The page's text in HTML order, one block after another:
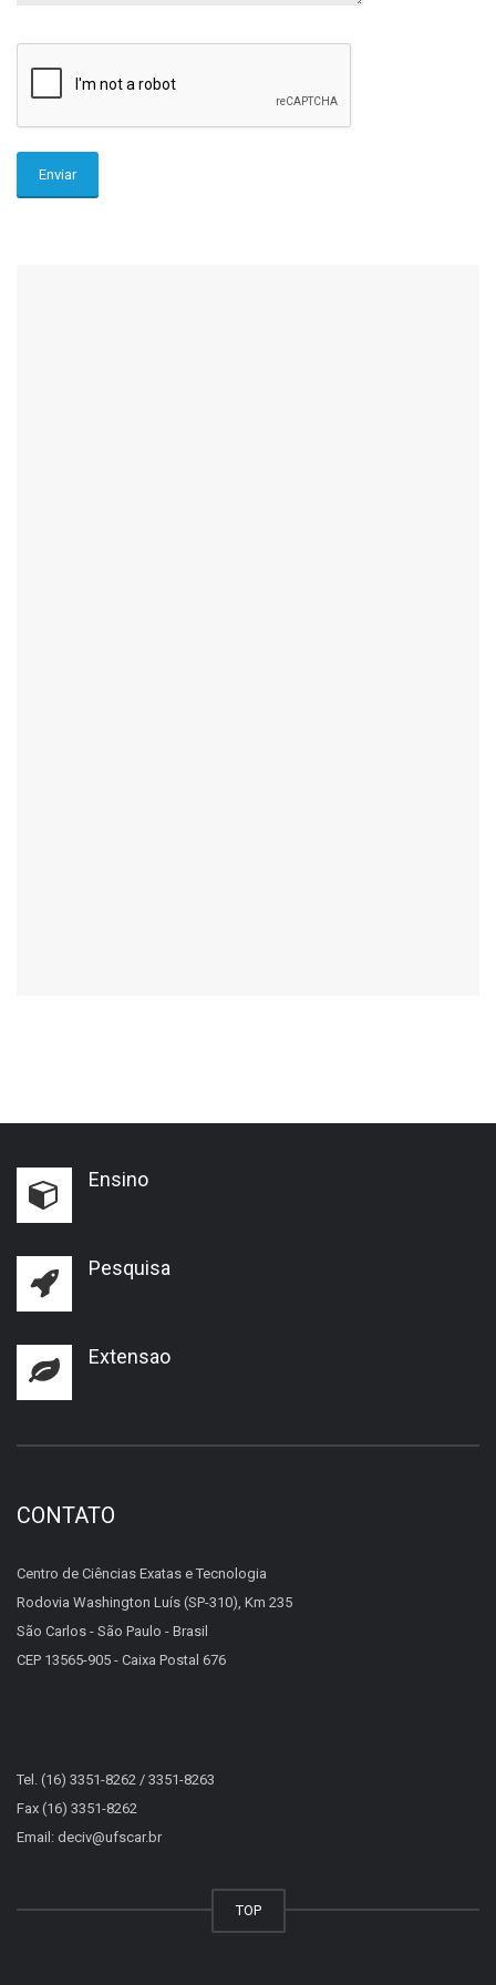
Ensino
Pesquisa
Extensao
CONTATO
Centro de Ciências Exatas e Tecnologia
Rodovia Washington Luís (SP-310), Km 235
São Carlos - São Paulo - Brasil
CEP 13565-905 - Caixa Postal 676
Tel. (16) 3351-8262 / 3351-8263
Fax (16) 3351-8262
Email: deciv@ufscar.br
TOP